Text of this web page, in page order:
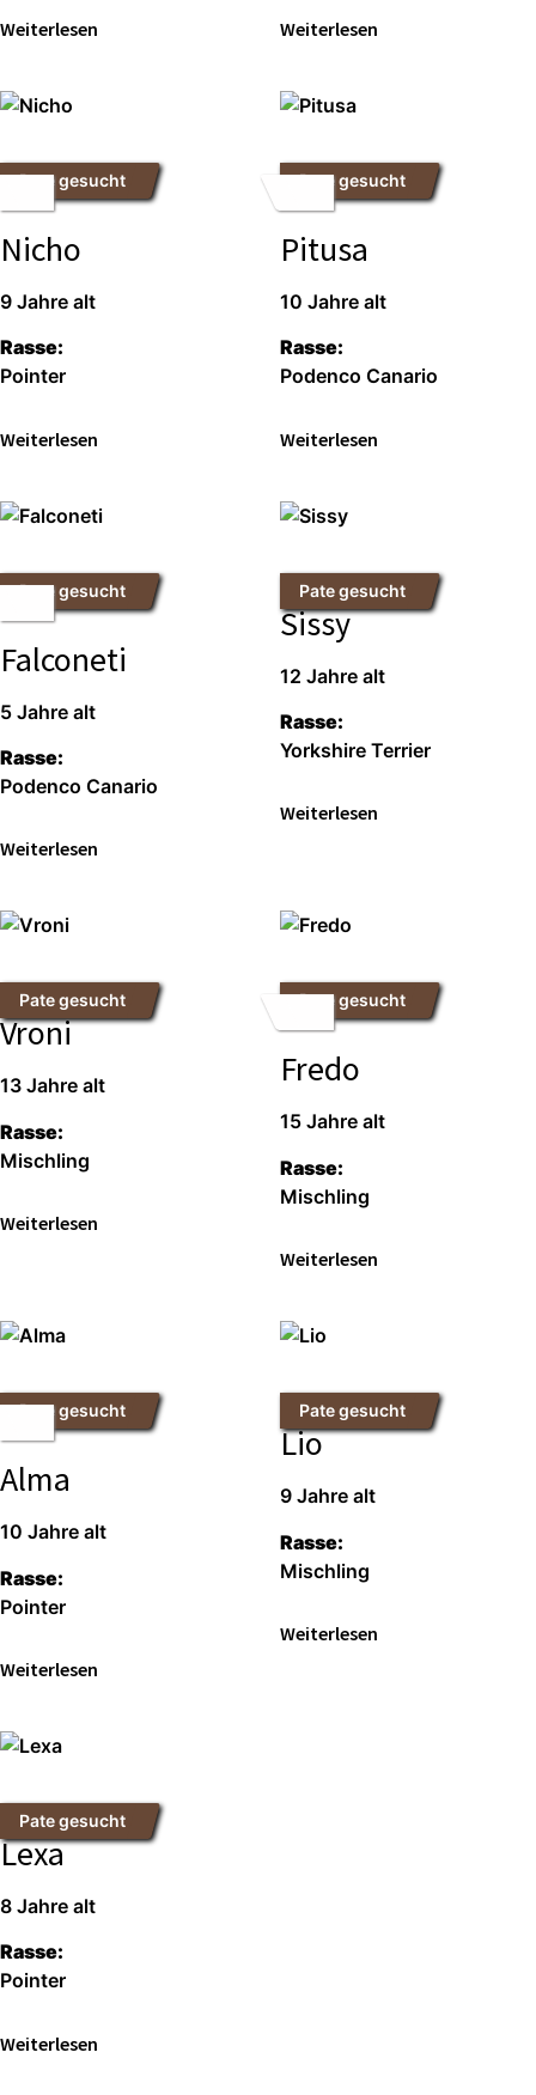
Wei­ter­le­sen Wei­ter­le­sen
Pate gesucht
Nicho
9 Jah­re alt
Ras­se:
Poin­ter
Wei­ter­le­sen
Pate gesucht
Pitusa
10 Jah­re alt
Ras­se:
Poden­co Cana­rio
Wei­ter­le­sen
Pate gesucht
Falconeti
5 Jah­re alt
Ras­se:
Poden­co Cana­rio
Wei­ter­le­sen
Pate gesucht
Sissy
12 Jah­re alt
Ras­se:
York­shire Ter­ri­er
Wei­ter­le­sen
Pate gesucht
Vroni
13 Jah­re alt
Ras­se:
Misch­ling
Wei­ter­le­sen
Pate gesucht
Fredo
15 Jah­re alt
Ras­se:
Misch­ling
Wei­ter­le­sen
Pate gesucht
Alma
10 Jah­re alt
Ras­se:
Poin­ter
Wei­ter­le­sen
Pate gesucht
Lio
9 Jah­re alt
Ras­se:
Misch­ling
Wei­ter­le­sen
Pate gesucht
Lexa
8 Jah­re alt
Ras­se:
Poin­ter
Wei­ter­le­sen